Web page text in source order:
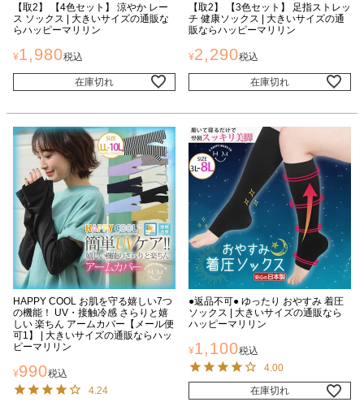
【取2】 【4色セット】 涼やか レー
ス ソックス | 大きいサイズの通販な
らハッピーマリリン
¥1,980税込
在庫切れ
【取2】 【3色セット】 足指ストレッ
チ 健康ソックス | 大きいサイズの通
販ならハッピーマリリン
¥2,290税込
在庫切れ
HAPPY COOL お肌を守る嬉しい7つ
の機能！ UV・接触冷感 さらりと嬉
しい 楽ちん アームカバー【メール便
可1】 | 大きいサイズの通販ならハッ
ピーマリリン
¥990税込
4.24
●返品不可● ゆったり おやすみ 着圧
ソックス | 大きいサイズの通販なら
ハッピーマリリン
¥1,100税込
4.00
在庫切れ